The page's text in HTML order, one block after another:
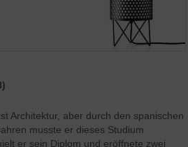
Architektur, aber durch den spanischen
musste er dieses Studium
er sein Diplom und eröffnete zwei